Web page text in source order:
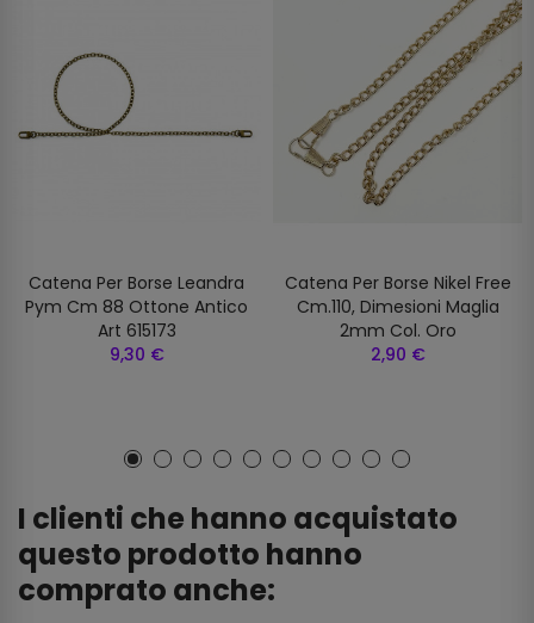
Catena Per Borse Leandra
Pym Cm 88 Ottone Antico
Art 615173
9,30 €
Catena Per Borse Nikel Free
Cm.110, Dimesioni Maglia
2mm Col. Oro
2,90 €
I clienti che hanno acquistato
questo prodotto hanno
comprato anche: